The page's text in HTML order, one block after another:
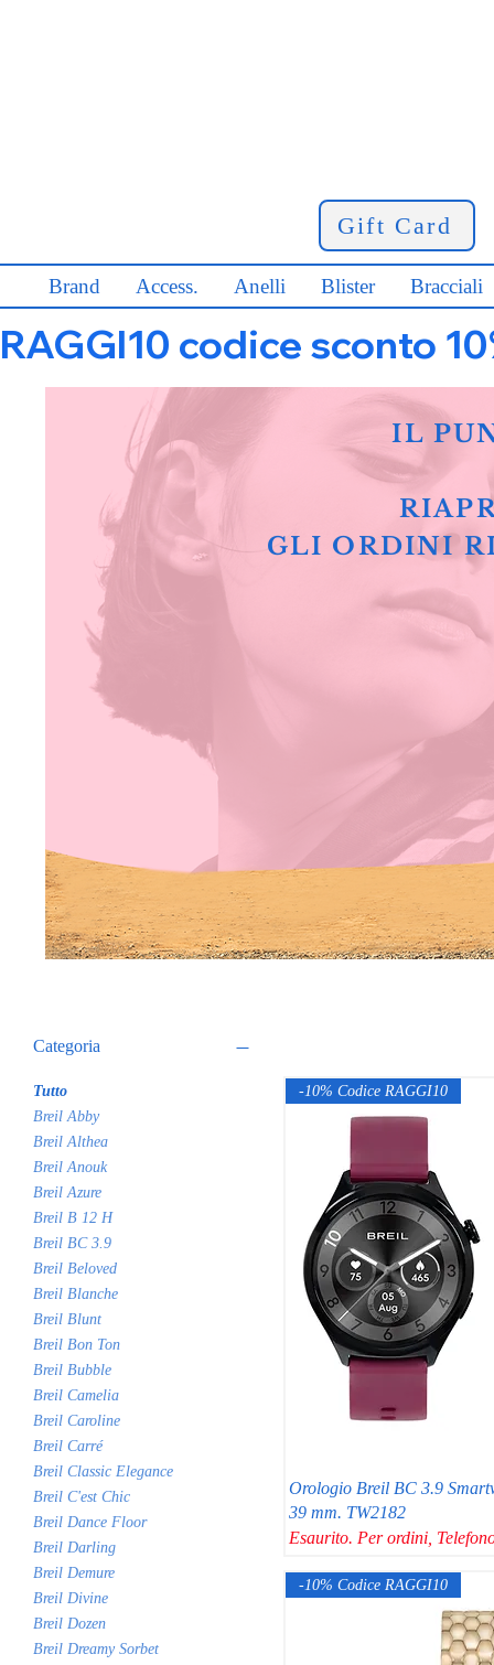
Gift Card
Brand Access. Anelli Blister Bracciali
RAGGI10 codice sconto
IL
GLI ORDINI
Categoria
Tutto
Breil Abby
Breil Althea
Breil Anouk
Breil Azure
Breil B 12 H
Breil BC 3.9
Breil Beloved
Breil Blanche
Breil Blunt
Breil Bon Ton
Breil Bubble
Breil Camelia
Breil Caroline
Breil Carré
Breil Classic Elegance
Breil C'est Chic
Breil Dance Floor
Breil Darling
Breil Demure
Breil Divine
Breil Dozen
Breil Dreamy Sorbet
-10% Codice RAGGI10
Orologio Breil BC 3.9
39 mm. TW2182
Esaurito. Per ordini,
-10% Codice RAGGI10